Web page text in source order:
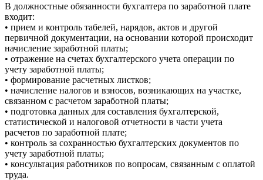
В должностные обязанности бухгалтера по заработной плате
входит:
• прием и контроль табелей, нарядов, актов и другой
первичной документации, на основании которой происходит
начисление заработной платы;
• отражение на счетах бухгалтерского учета операции по
учету заработной платы;
• формирование расчетных листков;
• начисление налогов и взносов, возникающих на участке,
связанном с расчетом заработной платы;
• подготовка данных для составления бухгалтерской,
статистической и налоговой отчетности в части учета
расчетов по заработной плате;
• контроль за сохранностью бухгалтерских документов по
учету заработной платы;
• консультация работников по вопросам, связанным с оплатой
труда.